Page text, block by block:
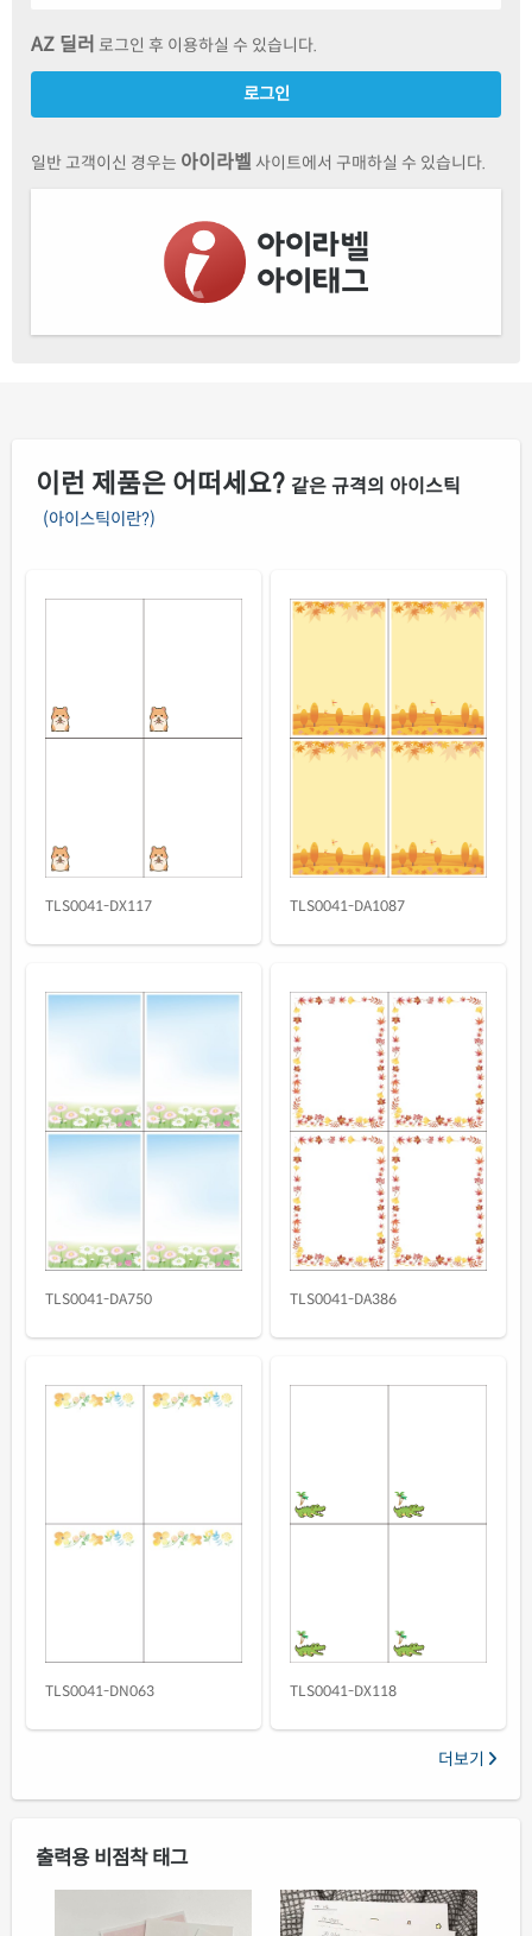
흰색 부직포 레이저
흰색(195μm) 방수 레이저
레이저 전용
노란색(195μm) 방수 레이저
TLS0041YP레이저 전용
AZ 딜러 로그인 후 이용하실 수 있습니다.
로그인
일반 고객이신 경우는 아이라벨 사이트에서 구매하실 수 있습니다.
이런 제품은 어떠세요? 같은 규격의 아이스틱
(아이스틱이란?)
TLS0041-DX117 TLS0041-DA1087
TLS0041-DA750 TLS0041-DA386
TLS0041-DN063 TLS0041-DX118
더보기
출력용 비점착 태그